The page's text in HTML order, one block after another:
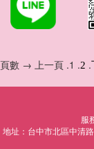
頁數 → 上一頁 .1 .2 .
服
地址：台中市北區中清